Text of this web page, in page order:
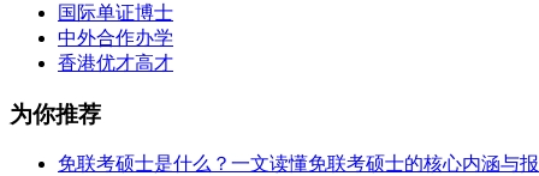
国际单证博士
中外合作办学
香港优才高才
为你推荐
免联考硕士是什么？一文读懂免联考硕士的核心内涵与